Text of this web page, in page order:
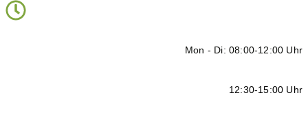
Mon - Di: 08:00-12:00 Uhr
12:30-15:00 Uhr